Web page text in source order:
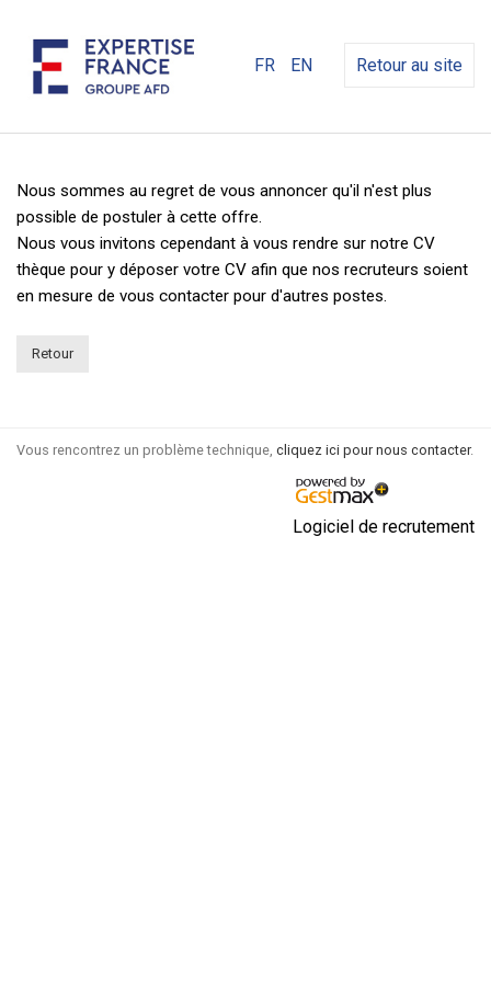
FR EN Retour au site
Nous sommes au regret de vous annoncer qu'il n'est plus
possible de postuler à cette offre.
Nous vous invitons cependant à vous rendre sur notre CV
thèque pour y déposer votre CV afin que nos recruteurs soient
en mesure de vous contacter pour d'autres postes.
Retour
Vous rencontrez un problème technique, cliquez ici pour nous contacter.
Logiciel de recrutement